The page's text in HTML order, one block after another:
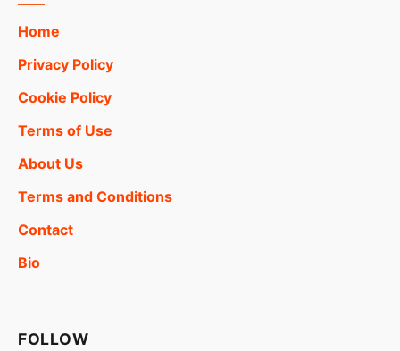
Home
Privacy Policy
Cookie Policy
Terms of Use
About Us
Terms and Conditions
Contact
Bio
FOLLOW